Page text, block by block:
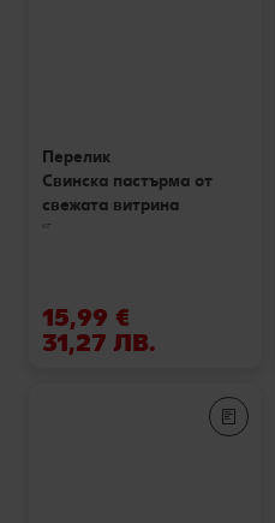
Перелик
Свинска пастърма от
свежата витрина
кг
15,99 €
31,27 ЛВ.